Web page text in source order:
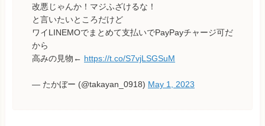
改悪じゃんか！マジふざけるな！
と言いたいところだけど
ワイLINEMOでまとめて支払いでPayPayチャージ可だ
から
高みの見物← https://t.co/S7vjLSGSuM
— たかぼー (@takayan_0918) May 1, 2023